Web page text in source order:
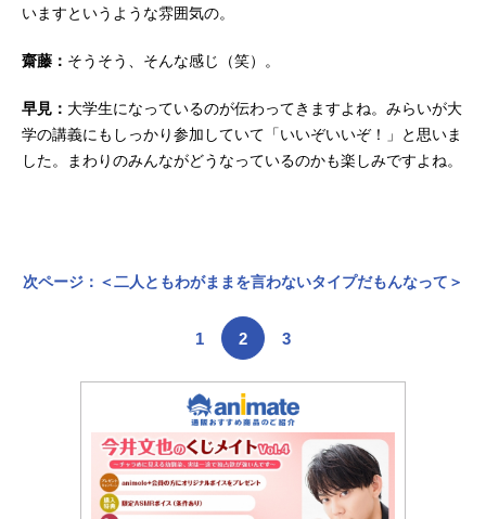
いますというような雰囲気の。
齋藤： そうそう、そんな感じ（笑）。
早見： 大学生になっているのが伝わってきますよね。みらいが大
学の講義にもしっかり参加していて「いいぞいいぞ！」と思いま
した。まわりのみんながどうなっているのかも楽しみですよね。
次ページ：＜二人ともわがままを言わないタイプだもんなって＞
1 2 3